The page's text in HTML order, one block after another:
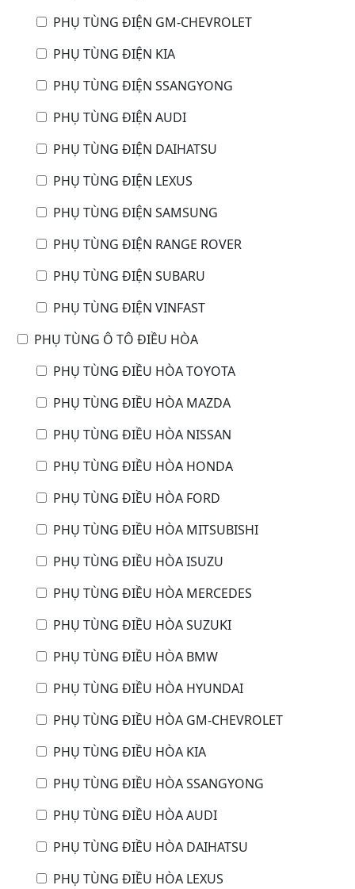
PHỤ TÙNG ĐIỆN GM-CHEVROLET
PHỤ TÙNG ĐIỆN KIA
PHỤ TÙNG ĐIỆN SSANGYONG
PHỤ TÙNG ĐIỆN AUDI
PHỤ TÙNG ĐIỆN DAIHATSU
PHỤ TÙNG ĐIỆN LEXUS
PHỤ TÙNG ĐIỆN SAMSUNG
PHỤ TÙNG ĐIỆN RANGE ROVER
PHỤ TÙNG ĐIỆN SUBARU
PHỤ TÙNG ĐIỆN VINFAST
PHỤ TÙNG Ô TÔ ĐIỀU HÒA
PHỤ TÙNG ĐIỀU HÒA TOYOTA
PHỤ TÙNG ĐIỀU HÒA MAZDA
PHỤ TÙNG ĐIỀU HÒA NISSAN
PHỤ TÙNG ĐIỀU HÒA HONDA
PHỤ TÙNG ĐIỀU HÒA FORD
PHỤ TÙNG ĐIỀU HÒA MITSUBISHI
PHỤ TÙNG ĐIỀU HÒA ISUZU
PHỤ TÙNG ĐIỀU HÒA MERCEDES
PHỤ TÙNG ĐIỀU HÒA SUZUKI
PHỤ TÙNG ĐIỀU HÒA BMW
PHỤ TÙNG ĐIỀU HÒA HYUNDAI
PHỤ TÙNG ĐIỀU HÒA GM-CHEVROLET
PHỤ TÙNG ĐIỀU HÒA KIA
PHỤ TÙNG ĐIỀU HÒA SSANGYONG
PHỤ TÙNG ĐIỀU HÒA AUDI
PHỤ TÙNG ĐIỀU HÒA DAIHATSU
PHỤ TÙNG ĐIỀU HÒA LEXUS